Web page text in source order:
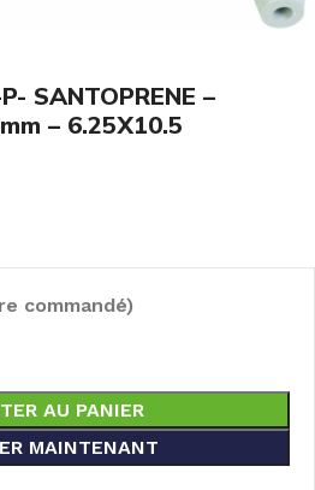
SANTOPRENE –
– 6.25X10.5
commandé)
AU PANIER
MAINTENANT